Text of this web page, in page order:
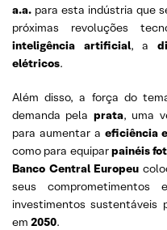
a.a. para esta indústria que
próximas revoluções
inteligência
artificial, a
elétricos.
Além disso, a força do
demanda pela prata, uma
para aumentar a eficiência
como para equiparpainéis
Banco Central Europeu
seus
investimentos sustentáveis
em 2050.